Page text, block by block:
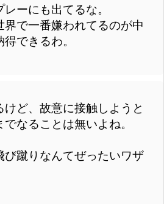
ーにも出てるな。
で一番嫌われてるのが中
できるわ。
ど、故意に接触しようと
なることは無いよね。
び蹴りなんてぜったいワザ